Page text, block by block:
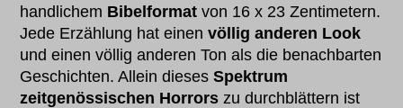
handlichem Bibelformat von 16 x 23 Zentimetern.
Jede Erzählung hat einenvöllig anderen Look
und einen völlig anderen Ton als die benachbarten
Geschichten. Allein diesesSpektrum
zeitgenössischen Horrorszu durchblättern ist